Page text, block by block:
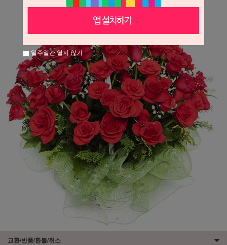
교환/반품/환불/취소
일주일간 열지 않기